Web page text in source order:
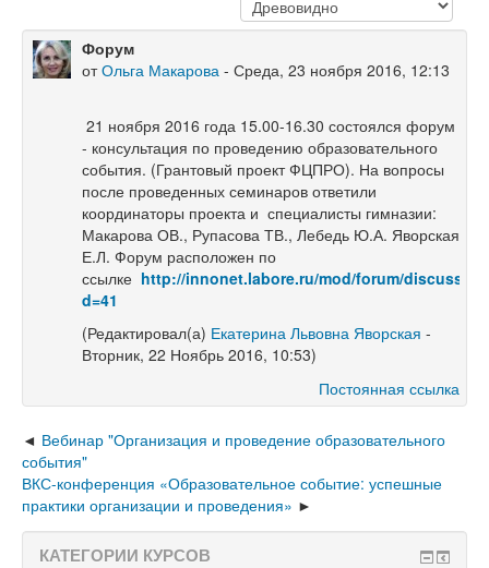
Форум
отОльга Макарова - Среда, 23 ноября 2016, 12:13
21 ноября 2016 года 15.00-16.30 состоялся форум
- консультация по проведению образовательного
события. (Грантовый проект ФЦПРО). На вопросы
после проведенных семинаров ответили
координаторы проекта и специалисты гимназии:
Макарова ОВ., Рупасова ТВ., Лебедь Ю.А. Яворская
Е.Л. Форум расположен по
ссылке http://innonet.labore.ru/mod/forum/
d=41
(Редактировал(а) Екатерина Львовна Яворская -
Вторник, 22 Ноябрь 2016, 10:53)
Постоянная ссылка
Вебинар "Организация и проведение образовательного
события"
ВКС-конференция «Образовательное событие: успешные
практики организации и проведения»
КАТЕГОРИИ КУРСОВ